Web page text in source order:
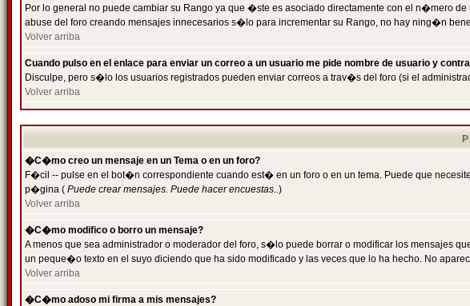
Por lo general no puede cambiar su Rango ya que �ste es asociado directamente con el n�mero
abuse del foro creando mensajes innecesarios s�lo para incrementar su Rango, no hay ning�n
Volver arriba
Cuando pulso en el enlace para enviar un correo a un usuario me pide nombre de usuario y
Disculpe, pero s�lo los usuarios registrados pueden enviar correos a trav�s del foro (si el
Volver arriba
�C�mo creo un mensaje en un Tema o en un foro?
F�cil -- pulse en el bot�n correspondiente cuando est� en un foro o en un tema. Puede que
p�gina ( Puede crear mensajes. Puede hacer encuestas..)
Volver arriba
�C�mo modifico o borro un mensaje?
A menos que sea administrador o moderador del foro, s�lo puede borrar o modificar los mensajes
un peque�o texto en el suyo diciendo que ha sido modificado y las veces que lo ha hecho. No
Volver arriba
�C�mo adoso mi firma a mis mensajes?